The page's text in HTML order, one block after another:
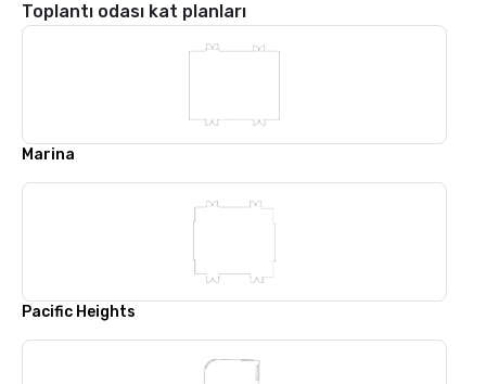
Toplantı odası kat planları
Marina
Pacific Heights